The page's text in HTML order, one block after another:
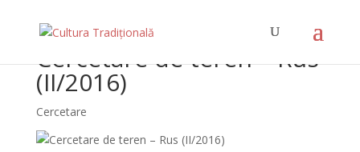
Cercetare de teren – Rus
(II/2016)
Cercetare